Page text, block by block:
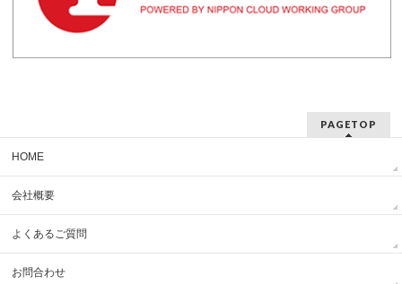
PAGETOP
HOME
会社概要
よくあるご質問
お問合わせ